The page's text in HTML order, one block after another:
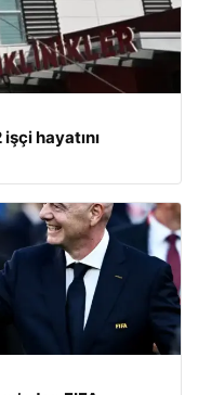
hayatını